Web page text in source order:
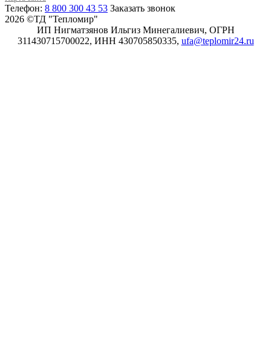
Телефон: 8 800 300 43 53 Заказать звонок
2026 ©ТД "Тепломир"
ИП Нигматзянов Ильгиз Минегалиевич, ОГРН
311430715700022, ИНН 430705850335, ufa@teplomir24.ru